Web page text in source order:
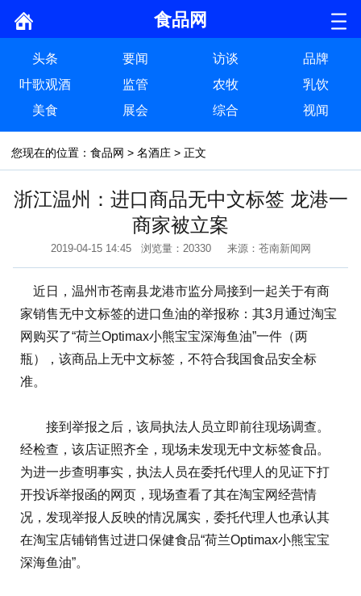
食品网
头条 要闻 访谈
品牌
叶歌观酒
监管 农牧
乳饮
美食
展会 综合 视闻
您现在的位置： 食品网 > 名酒庄 > 正文
浙江温州：进口商品无中文标签 龙港一
商家被立案
2019-04-15 14:45 浏览量：20330 来源：苍南新闻网
近日，温州市苍南县龙港市监分局接到一起关于有商
家销售无中文标签的进口鱼油的举报称：其3月通过淘宝
网购买了“荷兰Optimax小熊宝宝深海鱼油”一件（两
瓶），该商品上无中文标签，不符合我国食品安全标
准。
接到举报之后，该局执法人员立即前往现场调查。
经检查，该店证照齐全，现场未发现无中文标签食品。
为进一步查明事实，执法人员在委托代理人的见证下打
开投诉举报函的网页，现场查看了其在淘宝网经营情
况，发现举报人反映的情况属实，委托代理人也承认其
在淘宝店铺销售过进口保健食品“荷兰Optimax小熊宝宝
深海鱼油”。